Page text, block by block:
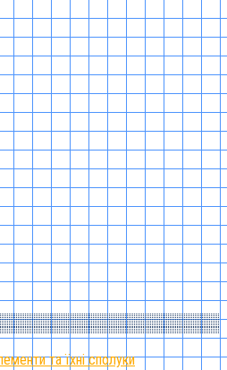
та їхні сполуки